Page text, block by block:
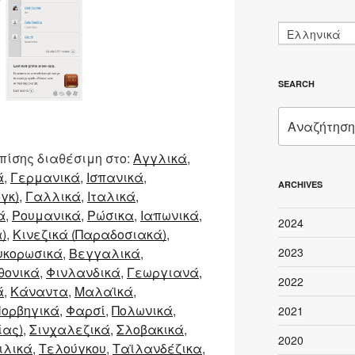
διαθέσιμη στο: Αγγλικά
Γερμανικά Ισπανικά
Γαλλικά Ιταλικά
Ρουμανικά Ρώσικα Ιαπωνικά
Κινεζικά (Παραδοσιακά)
Βεγγαλικά
Φινλανδικά Γεωργιανά
Κάναντα Μαλαϊκά
Φαρσί Πολωνικά
Σινχαλεζικά Σλοβακικά
Τελούγκου Ταϊλανδέζικα
Ελληνικά
SEARCH
για:
ARCHIVES
2024
2023
2022
2021
2020